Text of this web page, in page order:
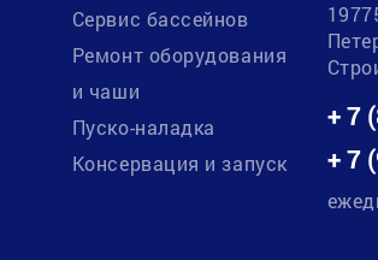
Сервис бассейнов
Ремонт оборудования
и чаши
Пуско-наладка
Консервация и запуск
+ 7
+ 7